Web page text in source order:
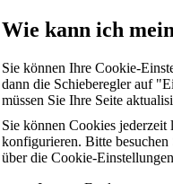
Wie kann ich
Sie können Ihre Cookie-
dann die Schieberegler auf
müssen Sie Ihre Seite
Sie können Cookies
konfigurieren. Bitte
über die Cookie-